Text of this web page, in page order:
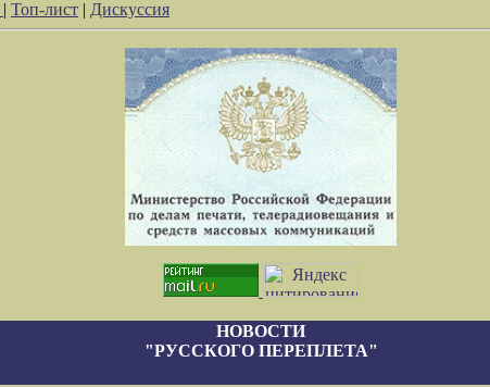
| Топ-лист | Дискуссия
НОВОСТИ
"РУССКОГО ПЕРЕПЛЕТА"